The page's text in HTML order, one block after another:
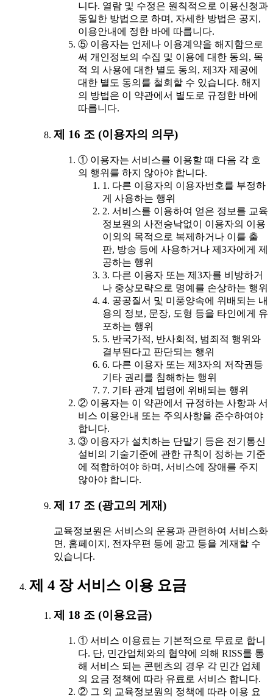
니다. 열람 및 수정은 원칙적으로 이용신청과
동일한 방법으로 하며, 자세한 방법은 공지,
이용안내에 정한 바에 따릅니다.
⑤ 이용자는 언제나 이용계약을 해지함으로
써 개인정보의 수집 및 이용에 대한 동의, 목
적 외 사용에 대한 별도 동의, 제3자 제공에
대한 별도 동의를 철회할 수 있습니다. 해지
의 방법은 이 약관에서 별도로 규정한 바에
따릅니다.
제 16 조 (이용자의 의무)
① 이용자는 서비스를 이용할 때 다음 각 호
의 행위를 하지 않아야 합니다.
1. 다른 이용자의 이용자번호를 부정하
게 사용하는 행위
2. 서비스를 이용하여 얻은 정보를 교육
정보원의 사전승낙없이 이용자의 이용
이외의 목적으로 복제하거나 이를 출
판, 방송 등에 사용하거나 제3자에게 제
공하는 행위
3. 다른 이용자 또는 제3자를 비방하거
나 중상모략으로 명예를 손상하는 행위
4. 공공질서 및 미풍양속에 위배되는 내
용의 정보, 문장, 도형 등을 타인에게 유
포하는 행위
5. 반국가적, 반사회적, 범죄적 행위와
결부된다고 판단되는 행위
6. 다른 이용자 또는 제3자의 저작권등
기타 권리를 침해하는 행위
7. 기타 관계 법령에 위배되는 행위
② 이용자는 이 약관에서 규정하는 사항과 서
비스 이용안내 또는 주의사항을 준수하여야
합니다.
③ 이용자가 설치하는 단말기 등은 전기통신
설비의 기술기준에 관한 규칙이 정하는 기준
에 적합하여야 하며, 서비스에 장애를 주지
않아야 합니다.
제 17 조 (광고의 게재)
교육정보원은 서비스의 운용과 관련하여 서비스화
면, 홈페이지, 전자우편 등에 광고 등을 게재할 수
있습니다.
제 4 장 서비스 이용 요금
제 18 조 (이용요금)
① 서비스 이용료는 기본적으로 무료로 합니
다. 단, 민간업체와의 협약에 의해 RISS를 통
해 서비스 되는 콘텐츠의 경우 각 민간 업체
의 요금 정책에 따라 유료로 서비스 합니다.
② 그 외 교육정보원의 정책에 따라 이용 요